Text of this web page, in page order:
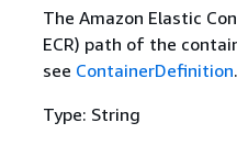
The Amazon Elastic
ECR) path of the
see ContainerDefinition.
Type: String